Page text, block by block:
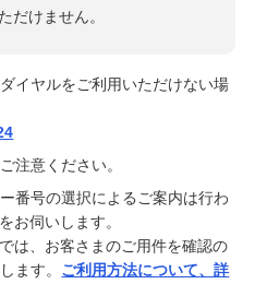
だけません。
イヤルをご利用いただけない場
注意ください。
番号の選択によるご案内は行わ
お伺いします。
は、お客さまのご用件を確認の
ます。 ご利用方法について、詳